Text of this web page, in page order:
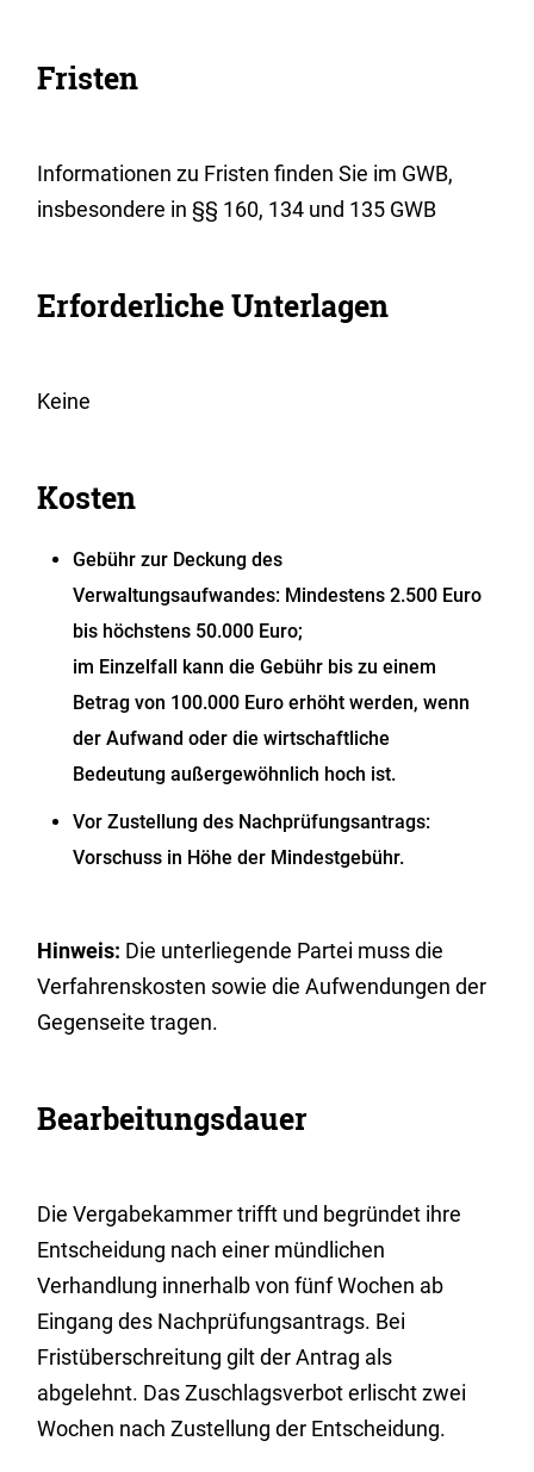
Fristen
Informationen zu Fristen finden Sie im GWB,
insbesondere in §§ 160, 134 und 135 GWB
Erforderliche Unterlagen
Keine
Kosten
Gebühr zur Deckung des
Verwaltungsaufwandes: Mindestens 2.500 Euro
bis höchstens 50.000 Euro;
im Einzelfall kann die Gebühr bis zu einem
Betrag von 100.000 Euro erhöht werden, wenn
der Aufwand oder die wirtschaftliche
Bedeutung außergewöhnlich hoch ist.
Vor Zustellung des Nachprüfungsantrags:
Vorschuss in Höhe der Mindestgebühr.
Hinweis: Die unterliegende Partei muss die
Verfahrenskosten sowie die Aufwendungen der
Gegenseite tragen.
Bearbeitungsdauer
Die Vergabekammer trifft und begründet ihre
Entscheidung nach einer mündlichen
Verhandlung innerhalb von fünf Wochen ab
Eingang des Nachprüfungsantrags. Bei
Fristüberschreitung gilt der Antrag als
abgelehnt. Das Zuschlagsverbot erlischt zwei
Wochen nach Zustellung der Entscheidung.